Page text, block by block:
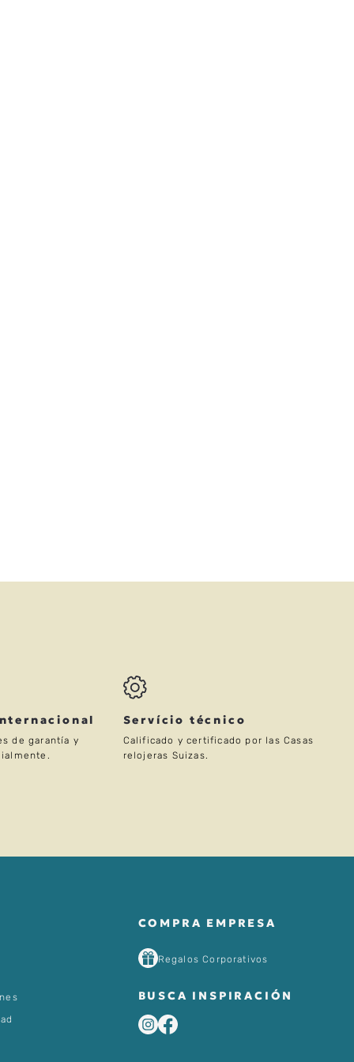
de garantía y
Servício técnico
Calificado y certificado por las Casas
relojeras Suizas.
COMPRA EMPRESA
Regalos Corporativos
BUSCA INSPIRACIÓN